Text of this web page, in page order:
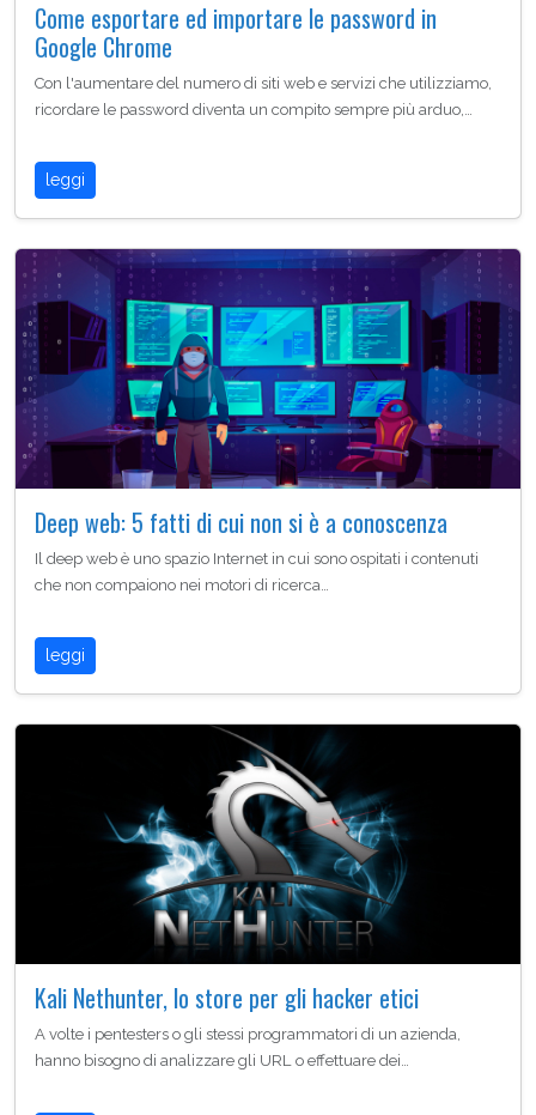
Come esportare ed importare le password in
Google Chrome
Con l'aumentare del numero di siti web e servizi che utilizziamo,
ricordare le password diventa un compito sempre più arduo,…
leggi
Deep web: 5 fatti di cui non si è a conoscenza
Il deep web è uno spazio Internet in cui sono ospitati i contenuti
che non compaiono nei motori di ricerca…
leggi
Kali Nethunter, lo store per gli hacker etici
A volte i pentesters o gli stessi programmatori di un azienda,
hanno bisogno di analizzare gli URL o effettuare dei…